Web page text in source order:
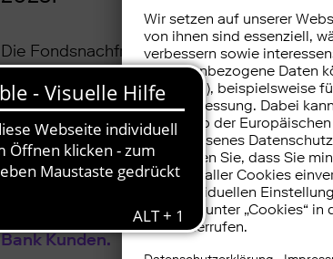
Die Fondsnachfrage der Kunden der FNZ
Mittelzuflüsse der Kunden etwa den
Prozentpunkte unter dem Schnitt des eher
Fondsnachfrage kommt für den FNZ Bank
die weltweiten Märkte jedoch wenig
zunehmender weltweiter, geopolitischer
Lesen Sie den kompletten Artikel zu den
Bank Kunden.